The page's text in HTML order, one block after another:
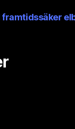
framtidssäker